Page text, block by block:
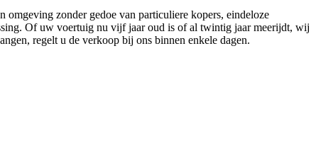
zonder gedoe van particuliere kopers, eindeloze
Of uw voertuig nu vijf jaar oud is of al twintig jaar meerijdt, wij
regelt u de verkoop bij ons binnen enkele dagen.